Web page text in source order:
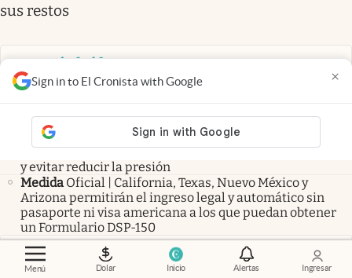
Menú Dolar Inicio Alertas Ingresar
Sign in to El Cronista with Google ×
sus restos
Las más leídas
No todos lo saben
Colocar el papel higiénico hacia
recomiendan hacerlo solo de esta manera
Truco
Ni vinagre ni bicarbonato: el método ideal para
eliminar el sarro concentrado en los orificios de la ducha
y evitar reducir la presión
Medida Oficial | California, Texas, Nuevo México y
Arizona permitirán el ingreso legal y automático sin
pasaporte ni visa americana a los que puedan obtener
un Formulario DSP-150
Últimas noticias